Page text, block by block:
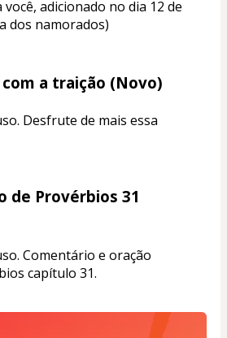
você, adicionado no dia 12 de
dos namorados)
a traição (Novo)
Desfrute de mais essa
de Provérbios 31
Comentário e oração
capítulo 31.